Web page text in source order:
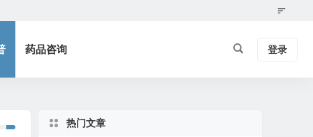
药品咨询 登录
热门文章